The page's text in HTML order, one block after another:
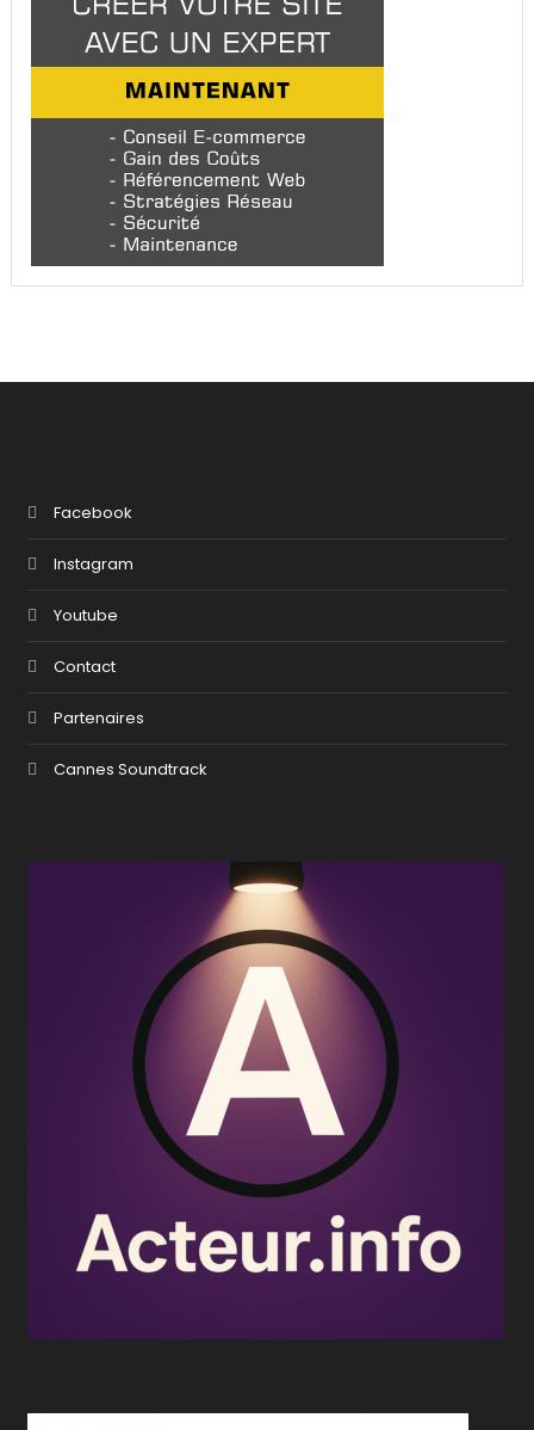
Facebook
Instagram
Youtube
Contact
Partenaires
Cannes Soundtrack